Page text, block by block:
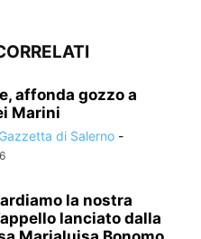
affonda gozzo a
Marini
di Salerno -
la nostra
lanciato dalla